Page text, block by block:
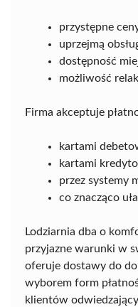
przystępne
uprzejmą
dostępność
możliwość
Firma akceptuje
kartami
kartami
przez systemy
co znacząco
Lodziarnia dba o
przyjazne warunki w
oferuje dostawy do
wyborem form
klientów